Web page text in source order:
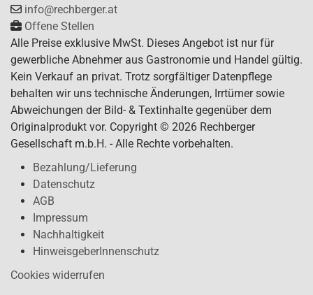
info@rechberger.at
Offene Stellen
Alle Preise exklusive MwSt. Dieses Angebot ist nur für
gewerbliche Abnehmer aus Gastronomie und Handel gültig.
Kein Verkauf an privat. Trotz sorgfältiger Datenpflege
behalten wir uns technische Änderungen, Irrtümer sowie
Abweichungen der Bild- & Textinhalte gegenüber dem
Originalprodukt vor. Copyright © 2026 Rechberger
Gesellschaft m.b.H. - Alle Rechte vorbehalten.
Bezahlung/Lieferung
Datenschutz
AGB
Impressum
Nachhaltigkeit
HinweisgeberInnenschutz
Cookies widerrufen